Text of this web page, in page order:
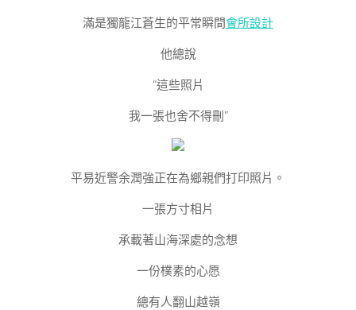
滿是獨龍江蒼生的平常瞬間會所設計
他總說
“這些照片
我一張也舍不得刪”
平易近警余潤強正在為鄉親們打印照片。
一張方寸相片
承載著山海深處的念想
一份樸素的心愿
總有人翻山越嶺